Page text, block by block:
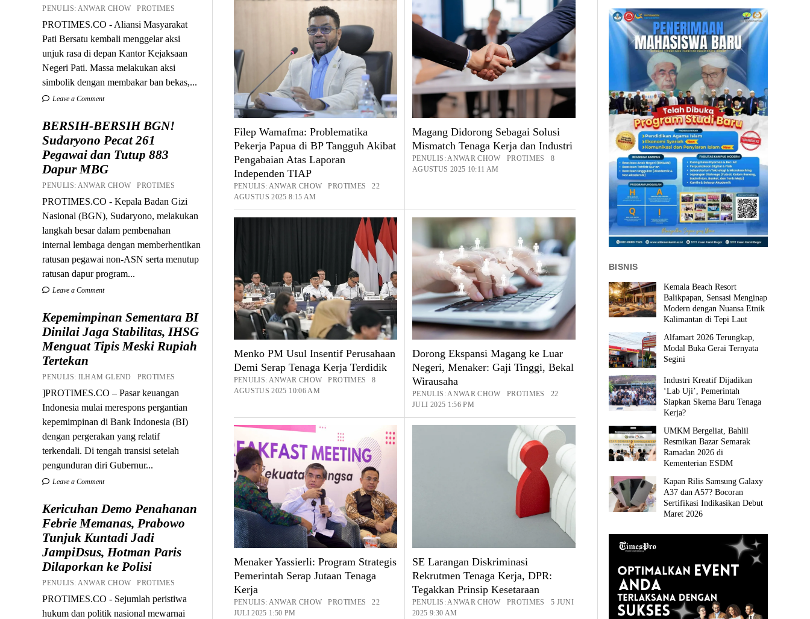
PENULIS: ANWAR CHOW PROTIMES
PROTIMES.CO - Aliansi Masyarakat
Pati Bersatu kembali menggelar aksi
unjuk rasa di depan Kantor Kejaksaan
Negeri Pati. Massa melakukan aksi
simbolik dengan membakar ban bekas,...
Leave a Comment
BERSIH-BERSIH BGN!
Sudaryono Pecat 261
Pegawai dan Tutup 883
Dapur MBG
PENULIS: ANWAR CHOW PROTIMES
PROTIMES.CO - Kepala Badan Gizi
Nasional (BGN), Sudaryono, melakukan
langkah besar dalam pembenahan
internal lembaga dengan memberhentikan
ratusan pegawai non-ASN serta menutup
ratusan dapur program...
Leave a Comment
Kepemimpinan Sementara BI
Dinilai Jaga Stabilitas, IHSG
Menguat Tipis Meski Rupiah
Tertekan
PENULIS: ILHAM GLEND PROTIMES
]PROTIMES.CO – Pasar keuangan
Indonesia mulai merespons pergantian
kepemimpinan di Bank Indonesia (BI)
dengan pergerakan yang relatif
terkendali. Di tengah transisi setelah
pengunduran diri Gubernur...
Leave a Comment
Kericuhan Demo Penahanan
Febrie Memanas, Prabowo
Tunjuk Kuntadi Jadi
JampiDsus, Hotman Paris
Dilaporkan ke Polisi
PENULIS: ANWAR CHOW PROTIMES
PROTIMES.CO - Sejumlah peristiwa
hukum dan politik nasional mewarnai
Filep Wamafma: Problematika
Pekerja Papua di BP Tangguh Akibat
Pengabaian Atas Laporan
Independen TIAP
PENULIS: ANWAR CHOW PROTIMES 22
AGUSTUS 2025 8:15 AM
Magang Didorong Sebagai Solusi
Mismatch Tenaga Kerja dan Industri
PENULIS: ANWAR CHOW PROTIMES 8
AGUSTUS 2025 10:11 AM
Menko PM Usul Insentif Perusahaan
Demi Serap Tenaga Kerja Terdidik
PENULIS: ANWAR CHOW PROTIMES 8
AGUSTUS 2025 10:06 AM
Dorong Ekspansi Magang ke Luar
Negeri, Menaker: Gaji Tinggi, Bekal
Wirausaha
PENULIS: ANWAR CHOW PROTIMES 22
JULI 2025 1:56 PM
Menaker Yassierli: Program Strategis
Pemerintah Serap Jutaan Tenaga
Kerja
PENULIS: ANWAR CHOW PROTIMES 22
JULI 2025 1:50 PM
SE Larangan Diskriminasi
Rekrutmen Tenaga Kerja, DPR:
Tegakkan Prinsip Kesetaraan
PENULIS: ANWAR CHOW PROTIMES 5 JUNI
2025 9:30 AM
BISNIS
Kemala Beach Resort
Balikpapan, Sensasi Menginap
Modern dengan Nuansa Etnik
Kalimantan di Tepi Laut
Alfamart 2026 Terungkap,
Modal Buka Gerai Ternyata
Segini
Industri Kreatif Dijadikan
‘Lab Uji’, Pemerintah
Siapkan Skema Baru Tenaga
Kerja?
UMKM Bergeliat, Bahlil
Resmikan Bazar Semarak
Ramadan 2026 di
Kementerian ESDM
Kapan Rilis Samsung Galaxy
A37 dan A57? Bocoran
Sertifikasi Indikasikan Debut
Maret 2026